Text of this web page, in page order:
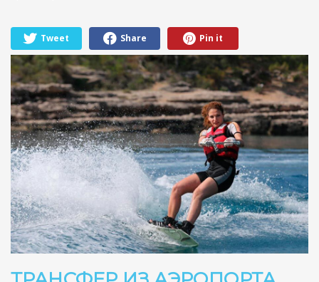
Tweet Share Pin it